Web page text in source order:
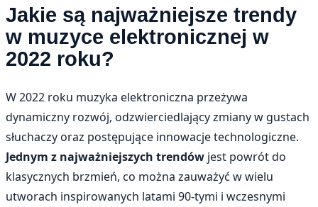
Jakie są najważniejsze trendy
w muzyce elektronicznej w
2022 roku?
W 2022 roku muzyka elektroniczna przeżywa
dynamiczny rozwój, odzwierciedlający zmiany w gustach
słuchaczy oraz postępujące innowacje technologiczne.
Jednym z najważniejszych trendów jest powrót do
klasycznych brzmień, co można zauważyć w wielu
utworach inspirowanych latami 90-tymi i wczesnymi